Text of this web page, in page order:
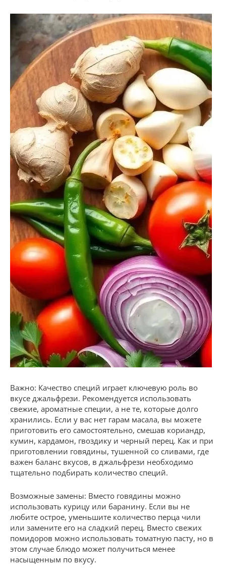
Важно: Качество специй играет ключевую роль во
вкусе джальфрези. Рекомендуется использовать
свежие, ароматные специи, а не те, которые долго
хранились. Если у вас нет гарам масала, вы можете
приготовить его самостоятельно, смешав кориандр,
кумин, кардамон, гвоздику и черный перец. Как и при
приготовлении говядины, тушенной со сливами, где
важен баланс вкусов, в джальфрези необходимо
тщательно подбирать количество специй.
Возможные замены: Вместо говядины можно
использовать курицу или баранину. Если вы не
любите острое, уменьшите количество перца чили
или замените его на сладкий перец. Вместо свежих
помидоров можно использовать томатную пасту, но в
этом случае блюдо может получиться менее
насыщенным по вкусу.